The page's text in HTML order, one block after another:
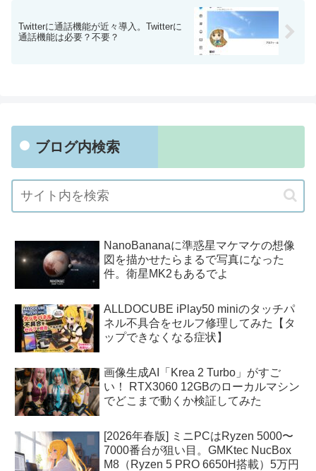
Twitterに通話機能が近々導入。Twitterに
通話機能は必要？不要？
ブログ内検索
NanoBananaに準惑星マケマケの想像
図を描かせたらまるで写真になった
件。衛星MK2もあるでよ
ALLDOCUBE iPlay50 miniのタッチパ
ネル不具合をセルフ修理してみた【タ
ップできなくなる症状】
画像生成AI「Krea 2 Turbo」がすご
い！ RTX3060 12GBのローカルマシン
でどこまで動くか検証してみた
[2026年春版] ミニPCはRyzen 5000〜
7000番台が狙い目。GMKtec NucBox
M8（Ryzen 5 PRO 6650H搭載）5万円